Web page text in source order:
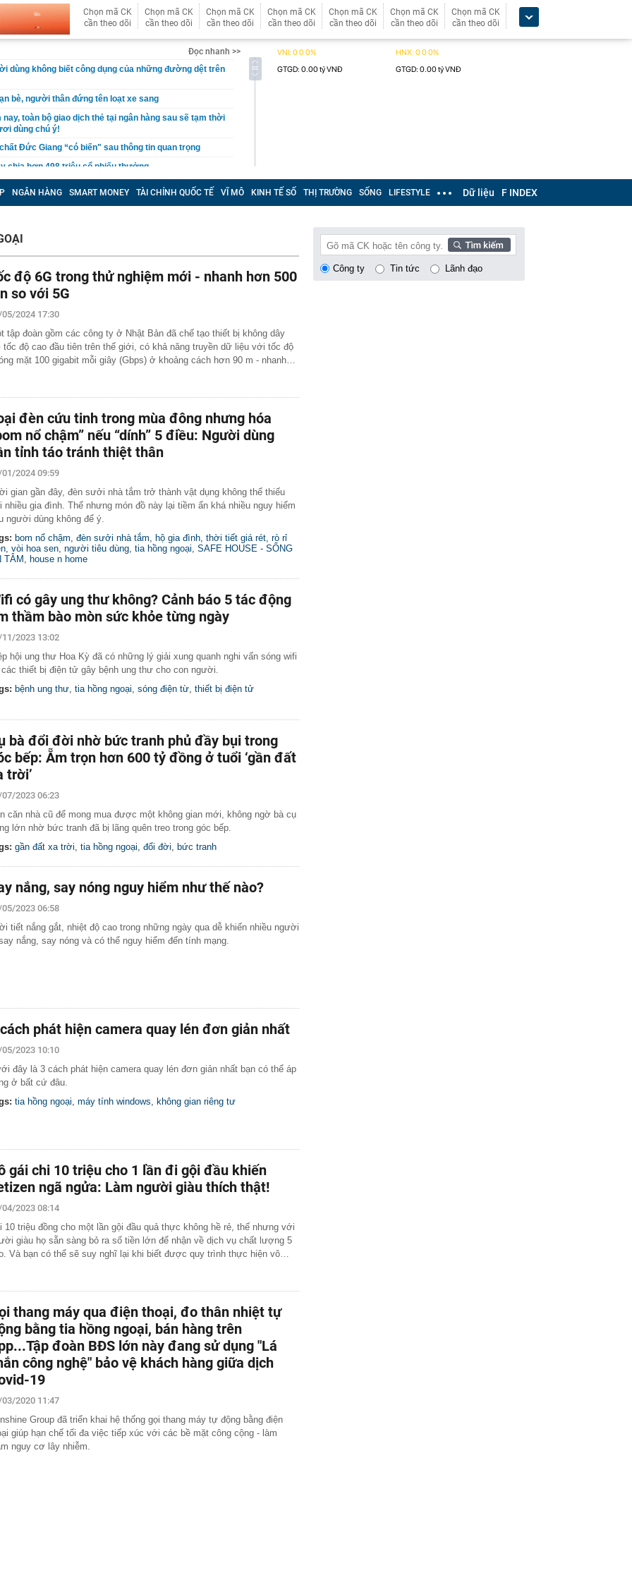
Chọn mã CK
cần theo dõi
Chọn mã CK
cần theo dõi
Chọn mã CK
cần theo dõi
Chọn mã CK
cần theo dõi
Chọn mã CK
cần theo dõi
Chọn mã CK
cần theo dõi
Chọn mã CK
cần theo dõi
Đọc nhanh >>
dùng không biết công dụng của những đường dệt trên
bè, người thân đứng tên loạt xe sang
nay, toàn bộ giao dịch thẻ tại ngân hàng sau sẽ tạm thời
dùng chú ý!
Đức Giang “có biến" sau thông tin quan trọng
chia hơn 498 triệu cổ phiếu thưởng
chỉ ra cách nhận biết cửa gỗ, tủ gỗ trong nhà bị mối,
Nhiều người từng thấy nhưng lại bỏ qua
Nam phát hiện ‘kho báu' lớn nhất thế giới, có thể khai
siêu rẻ, Mỹ lập tức tìm tới
gần 167.000 tỷ đồng tại ngân hàng, chiếm hơn một
được hưởng lãi suất lên tới 8,9%/năm, thu về gần
lãi
một vì mê khoảng sân, sau một trận ngập mới hiểu
kiệm chẳng thấm vào đâu
báo người dân không gửi hình ảnh, thông tin sau qua
ve trong bóng tối, nhưng lập tức biến mất khi bật đèn?
2 tầng mái Nhật 90m² khoảng bao nhiêu?
được bé trai bị bỏ rơi, nuôi khôn lớn, chia cả căn nhà:
năm khiến nhiều người xúc động
bất ngờ tăng giá 5% chỉ trong một phiên: Điều gì
án NGHỈ TẾT NGUYÊN ĐÁN ĐINH MÙI, NGHỈ LỄ
2027
vực, thu giữ 266 hiện vật vàng trị giá hơn 26 tỷ đồng do
phát hiện khi thay sàn nhà
thể thay thế trong Doraemon
bị huỷ tư cách công ty đại chúng
NGÂN HÀNG SMART MONEY TÀI CHÍNH QUỐC TẾ VĨ MÔ KINH TẾ SỐ THỊ TRƯỜNG SỐNG LIFESTYLE Dữ liệu F INDEX
độ 6G trong thử nghiệm mới - nhanh hơn 500
so với 5G
2024 17:30
tập đoàn gồm các công ty ở Nhật Bản đã chế tạo thiết bị không dây
tốc độ cao đầu tiên trên thế giới, có khả năng truyền dữ liệu với tốc độ
mặt 100 gigabit mỗi giây (Gbps) ở khoảng cách hơn 90 m - nhanh…
đèn cứu tinh trong mùa đông nhưng hóa
nổ chậm” nếu “dính” 5 điều: Người dùng
tỉnh táo tránh thiệt thân
2024 09:59
gian gần đây, đèn sưởi nhà tắm trở thành vật dụng không thể thiếu
nhiều gia đình. Thế nhưng món đồ này lại tiềm ẩn khá nhiều nguy hiểm
người dùng không để ý.
bom nổ chậm đèn sưởi nhà tắm hộ gia đình thời tiết giá rét rò rỉ
vòi hoa sen người tiêu dùng tia hồng ngoại SAFE HOUSE - SỐNG
TÂM
house n home
có gây ung thư không? Cảnh báo 5 tác động
thầm bào mòn sức khỏe từng ngày
11/2023 13:02
hội ung thư Hoa Kỳ đã có những lý giải xung quanh nghi vấn sóng wifi
thiết bị điện tử gây bệnh ung thư cho con người.
bệnh ung thư tia hồng ngoại sóng điện từ thiết bị điện tử
bà đổi đời nhờ bức tranh phủ đầy bụi trong
bếp: Ẵm trọn hơn 600 tỷ đồng ở tuổi ‘gần đất
trời’
2023 06:23
căn nhà cũ để mong mua được một không gian mới, không ngờ bà cụ
lớn nhờ bức tranh đã bị lãng quên treo trong góc bếp.
gần đất xa trời, tia hồng ngoại, đổi đời, bức tranh
nắng, say nóng nguy hiểm như thế nào?
2023 06:58
tiết nắng gắt, nhiệt độ cao trong những ngày qua dễ khiến nhiều người
nắng, say nóng và có thể nguy hiểm đến tính mạng.
phát hiện camera quay lén đơn giản nhất
2023 10:10
đây là 3 cách phát hiện camera quay lén đơn giản nhất bạn có thể áp
ở bất cứ đâu.
tia hồng ngoại máy tính windows không gian riêng tư
gái chi 10 triệu cho 1 lần đi gội đầu khiến
ngã ngửa: Làm người giàu thích thật!
2023 08:14
10 triệu đồng cho một lần gội đầu quả thực không hề rẻ, thế nhưng với
giàu họ sẵn sàng bỏ ra số tiền lớn để nhận về dịch vụ chất lượng 5
Và bạn có thể sẽ suy nghĩ lại khi biết được quy trình thực hiện vô…
thang máy qua điện thoại, đo thân nhiệt tự
bằng tia hồng ngoại, bán hàng trên
đoàn BĐS lớn này đang sử dụng "Lá
công nghệ" bảo vệ khách hàng giữa dịch
19
03/2020 11:47
Group đã triển khai hệ thống gọi thang máy tự động bằng điện
giúp hạn chế tối đa việc tiếp xúc với các bề mặt công cộng - làm
nguy cơ lây nhiễm.
Công ty Tin tức Lãnh đạo